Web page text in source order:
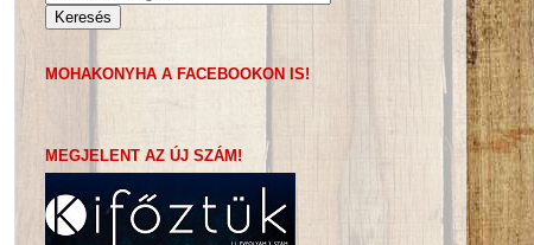
MOHAKONYHA A FACEBOOKON IS!
MEGJELENT AZ ÚJ SZÁM!